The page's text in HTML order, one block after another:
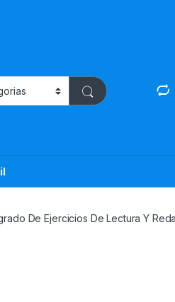
De Ejercicios De Lectura Y